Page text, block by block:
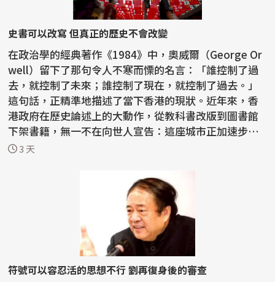
史書可以改寫 但真正的歷史不會改變
在政治學的經典著作《1984》中，奧威爾（George Or
well）留下了那句令人不寒而慄的名言：「誰控制了過
去，就控制了未來；誰控制了現在，就控制了過去。」
這句話，正精準地描述了當下香港的現狀。近年來，香
港政府在歷史論述上的大動作，從教科書改版到圖書館
下架書籍，無一不在向世人宣告：這座城市正加速步入
一種由...
3 天
符號可以容忍活的思想不行 劉再復身後的審查